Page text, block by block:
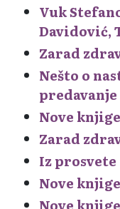
Vuk
Davidović,
Zarad
Nešto o
Nove knjige
Zarad
Iz prosvete
Nove
Nove